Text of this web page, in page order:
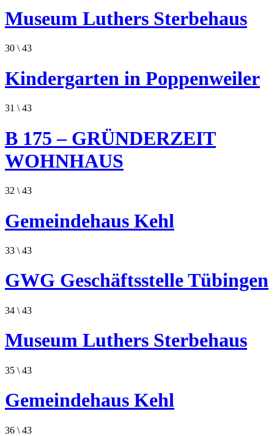
Museum Luthers Sterbehaus
30 \ 43
Kindergarten in Poppenweiler
31 \ 43
B 175 – GRÜNDERZEIT
WOHNHAUS
32 \ 43
Gemeindehaus Kehl
33 \ 43
GWG Geschäftsstelle Tübingen
34 \ 43
Museum Luthers Sterbehaus
35 \ 43
Gemeindehaus Kehl
36 \ 43